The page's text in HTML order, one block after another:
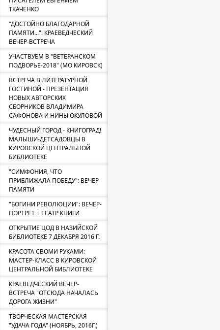
ТКАЧЕНКО
"ДОСТОЙНО БЛАГОДАРНОЙ
ПАМЯТИ...": КРАЕВЕДЧЕСКИЙ
ВЕЧЕР-ВСТРЕЧА
УЧАСТВУЕМ В "ВЕТЕРАНСКОМ
ПОДВОРЬЕ-2018" (МО КИРОВСК)
ВСТРЕЧА В ЛИТЕРАТУРНОЙ
ГОСТИНОЙ - ПРЕЗЕНТАЦИЯ
НОВЫХ АВТОРСКИХ
СБОРНИКОВ ВЛАДИМИРА
САФОНОВА И НИНЫ ОКУЛОВОЙ
ЧУДЕСНЫЙ ГОРОД - КНИГОГРАД!
МАЛЫШИ-ДЕТСАДОВЦЫ В
КИРОВСКОЙ ЦЕНТРАЛЬНОЙ
БИБЛИОТЕКЕ
"СИМФОНИЯ, ЧТО
ПРИБЛИЖАЛА ПОБЕДУ": ВЕЧЕР
ПАМЯТИ
"БОГИНИ РЕВОЛЮЦИИ": ВЕЧЕР-
ПОРТРЕТ + ТЕАТР КНИГИ
ОТКРЫТИЕ ЦОД В НАЗИЙСКОЙ
БИБЛИОТЕКЕ 7 ДЕКАБРЯ 2016 Г.
КРАСОТА СВОМИ РУКАМИ:
МАСТЕР-КЛАСС В КИРОВСКОЙ
ЦЕНТРАЛЬНОЙ БИБЛИОТЕКЕ
КРАЕВЕДЧЕСКИЙ ВЕЧЕР-
ВСТРЕЧА "ОТСЮДА НАЧАЛАСЬ
ДОРОГА ЖИЗНИ"
ТВОРЧЕСКАЯ МАСТЕРСКАЯ
"УДАЧА ГОДА" (НОЯБРЬ, 2016Г.)